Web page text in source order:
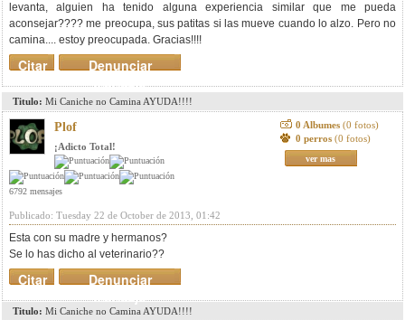
levanta, alguien ha tenido alguna experiencia similar que me pueda
aconsejar???? me preocupa, sus patitas si las mueve cuando lo alzo. Pero no
camina.... estoy preocupada. Gracias!!!!
Denunciar
mensaje
Citar
Titulo: Mi Caniche no Camina AYUDA!!!!
Plof
¡Adicto Total!
6792 mensajes
0 Albumes (0 fotos)
0 perros (0 fotos)
ver mas
Publicado: Tuesday 22 de October de 2013, 01:42
Esta con su madre y hermanos?
Se lo has dicho al veterinario??
Denunciar
mensaje
Citar
Titulo: Mi Caniche no Camina AYUDA!!!!